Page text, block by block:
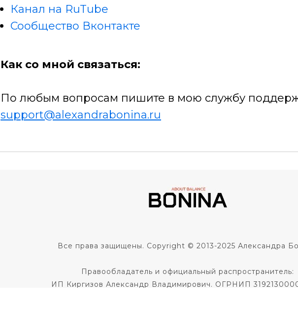
Канал на RuTube
Сообщество Вконтакте
Как со мной связаться:
По любым вопросам пишите в мою службу
support@alexandrabonina.ru
Все права защищены. Copyright © 2013-2025 Александра
Правообладатель и официальный распространитель:
ИП Киргизов Александр Владимирович. ОГРНИП